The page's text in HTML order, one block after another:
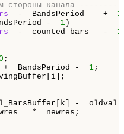
стороны канала
-  BandsPeriod    + 1
- 1 )
-  counted_bars   - 1
;
BandsPeriod - 1;
-  oldval;
*  newres;